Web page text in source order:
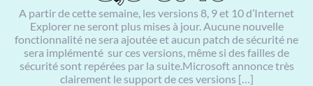
A partir de cette semaine, les versions 8, 9 et 10 d’Internet
Explorer ne seront plus mises à jour. Aucune nouvelle
fonctionnalité ne sera ajoutée et aucun patch de sécurité ne
sera implémenté sur ces versions, même si des failles de
sécurité sont repérées par la suite.Microsoft annonce très
clairement le support de ces versions […]